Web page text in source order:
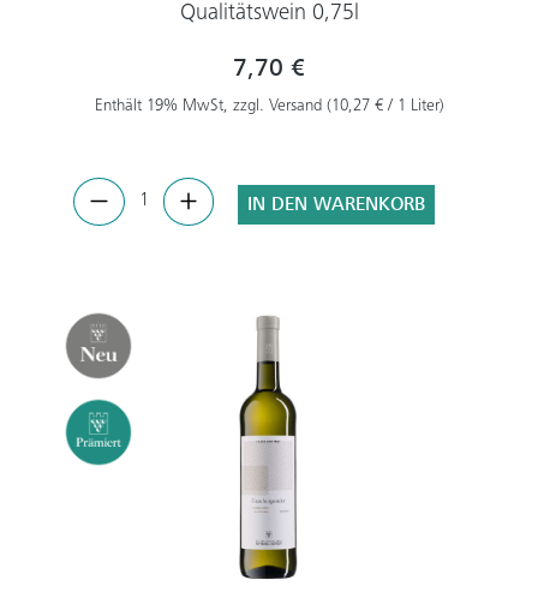
Qualitätswein 0,75l
7,70 €
Enthält 19% MwSt, zzgl. Versand (10,27 € / 1 Liter)
IN DEN WARENKORB